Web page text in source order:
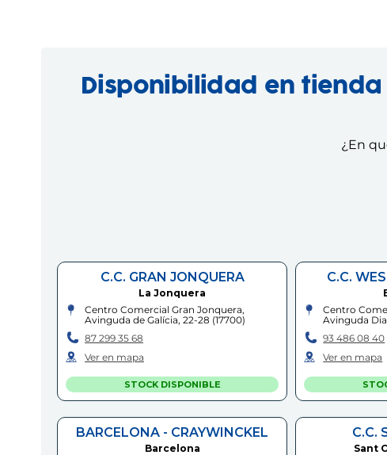
Disponibilidad en tienda
¿En
C.C. GRAN JONQUERA
La Jonquera
Centro Comercial Gran Jonquera,
Avinguda de Galícia, 22-28 (17700)
87 299 35 68
Ver en mapa
STOCK DISPONIBLE
C.C.
Centro
Avinguda
93 486 08 40
Ver en mapa
BARCELONA - CRAYWINCKEL
Barcelona
C.C.
Sant